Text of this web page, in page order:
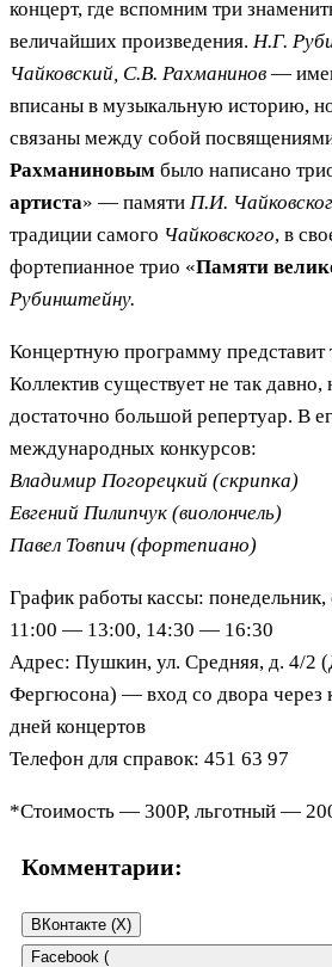
концерт, где вспомним три
величайших произведения. Н.Г.
Чайковский, С.В. Рахманинов —
вписаны в музыкальную историю,
связаны между собой
Рахманиновым было написано
артиста» — памяти П.И.
традиции самого Чайковского, в
фортепианное трио «Памяти
Рубинштейну.
Концертную программу представит
Коллектив существует не так
достаточно большой репертуар. В
международных конкурсов:
Владимир Погорецкий (скрипка)
Евгений Пилипчук (виолончель)
Павел Товпич (фортепиано)
График работы кассы: понедельник,
11:00 — 13:00, 14:30 — 16:30
Адрес: Пушкин, ул. Средняя, д. 4/2
Фергюсона) — вход со двора через
дней концертов
Телефон для справок: 451 63 97
*Стоимость — 300Р, льготный —
Комментарии:
ВКонтакте (X)
Facebook (